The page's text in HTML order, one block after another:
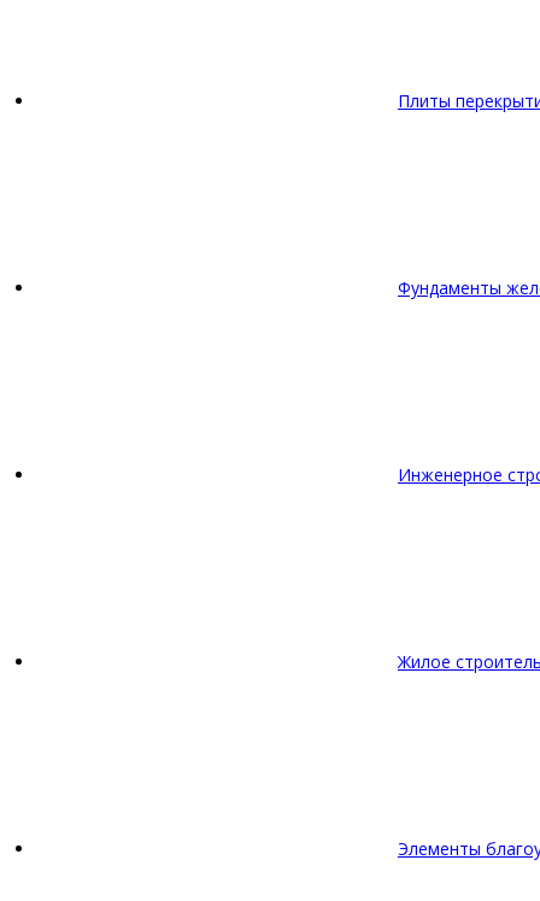
Плиты
Фундаменты
Инженерное
Жилое
Элементы